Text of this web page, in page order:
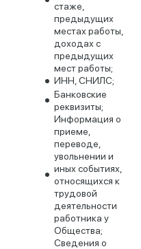
стаже,
предыдущих
местах работы,
доходах с
предыдущих
мест работы;
ИНН, СНИЛС;
Банковские
реквизиты;
Информация о
приеме,
переводе,
увольнении и
иных событиях,
относящихся к
трудовой
деятельности
работника у
Общества;
Сведения о